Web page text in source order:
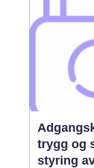
kan
kännas
trygg og
styring